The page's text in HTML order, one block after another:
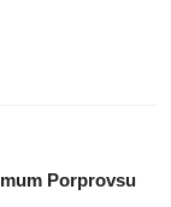
Porprovsu